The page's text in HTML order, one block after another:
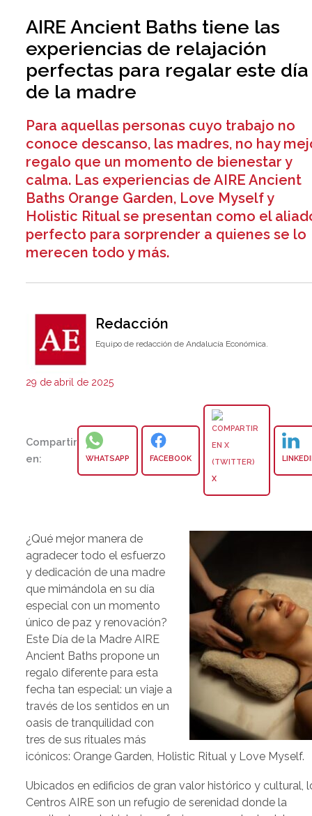
AIRE Ancient Baths tiene las
experiencias de relajación
perfectas para regalar este día
de la madre
Para aquellas personas cuyo trabajo no
conoce descanso, las madres, no hay
regalo que un momento de bienestar y
calma. Las experiencias de AIRE Ancient
Baths Orange Garden, Love Myself y
Holistic Ritual se presentan como el
perfecto para sorprender a quienes se lo
merecen todo y más.
Redacción
Equipo de redacción de Andalucía Económica.
29 de abril de 2025
Compartir
en:
WHATSAPP FACEBOOK
X
¿Qué mejor manera de
agradecer todo el esfuerzo
y dedicación de una madre
que mimándola en su día
especial con un momento
único de paz y renovación?
Este Día de la Madre AIRE
Ancient Baths propone un
regalo diferente para esta
fecha tan especial: un viaje a
través de los sentidos en un
oasis de tranquilidad con
tres de sus rituales más
icónicos: Orange Garden, Holistic Ritual y Love Myself.
Ubicados en edificios de gran valor histórico y cultural,
Centros AIRE son un refugio de serenidad donde la